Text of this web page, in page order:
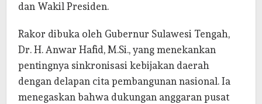
dan Wakil Presiden.
Rakor dibuka oleh Gubernur Sulawesi Tengah,
Dr. H. Anwar Hafid, M.Si., yang menekankan
pentingnya sinkronisasi kebijakan daerah
dengan delapan cita pembangunan nasional. Ia
menegaskan bahwa dukungan anggaran pusat